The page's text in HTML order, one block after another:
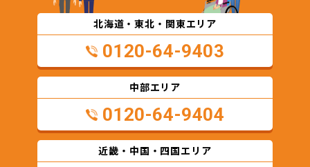
北海道・東北・関東エリア
0120-64-9403
中部エリア
0120-64-9404
近畿・中国・四国エリア